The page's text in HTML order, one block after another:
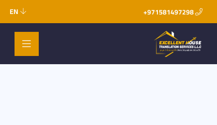
971581497298+
EN